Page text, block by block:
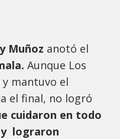
Muñoz anotó el
Aunque Los
mantuvo el
el final, no logró
cuidaron en todo
lograron